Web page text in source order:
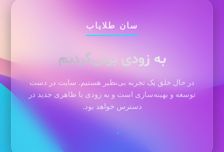
سان طلایاب
به زودی برمی‌گردیم
در حال خلق یک تجربه بی‌نظیر هستیم. سایت در دست
توسعه و بهینه‌سازی است و به زودی با ظاهری جدید در
دسترس خواهد بود.